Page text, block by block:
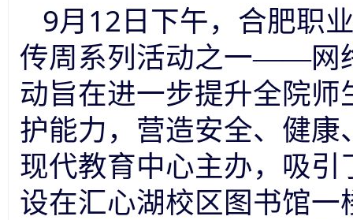
9月 12 日下午，合肥职
传周系列活动之一——网
动旨在进一步提升全院
护能力，营造安全、健
现代教育中心主办，吸
设在汇心湖校区图书馆